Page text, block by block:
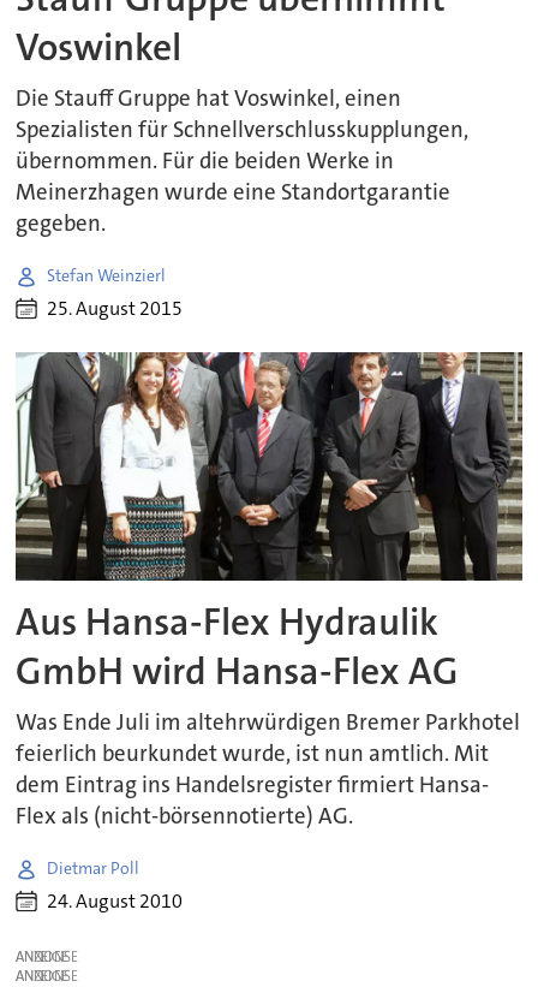
Voswinkel
Die Stauff Gruppe hat Voswinkel, einen
Spezialisten für Schnellverschlusskupplungen,
übernommen. Für die beiden Werke in
Meinerzhagen wurde eine Standortgarantie
gegeben.
Stefan Weinzierl
25. August 2015
Aus Hansa-Flex Hydraulik
GmbH wird Hansa-Flex AG
Was Ende Juli im altehrwürdigen Bremer Parkhotel
feierlich beurkundet wurde, ist nun amtlich. Mit
dem Eintrag ins Handelsregister firmiert Hansa-
Flex als (nicht-börsennotierte) AG.
Dietmar Poll
24. August 2010
ANZEIGE
ANZEIGE